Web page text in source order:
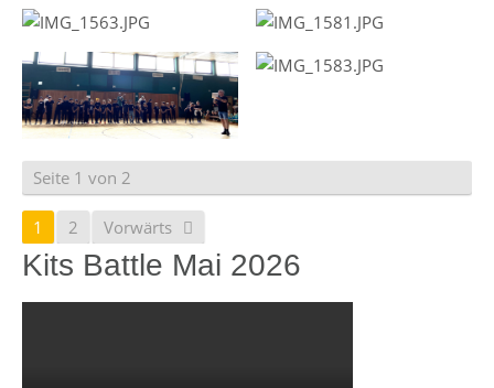
Seite 1 von 2
1 2 Vorwärts
Kits Battle Mai 2026